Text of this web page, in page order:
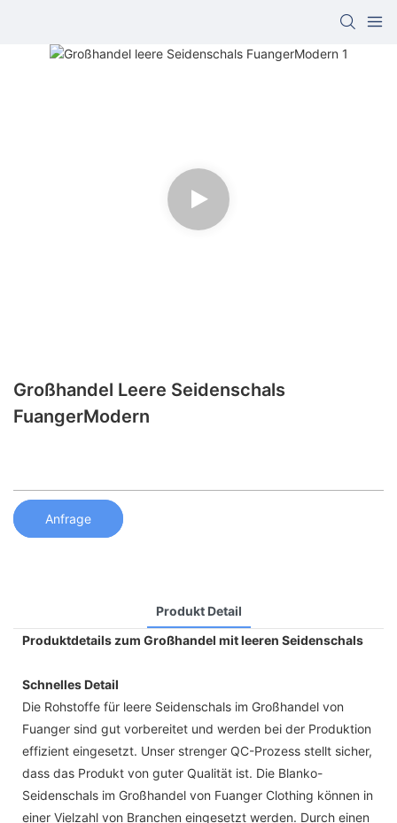
Großhandel Leere Seidenschals
FuangerModern
Anfrage
Produkt Detail
Produktdetails zum Großhandel mit leeren Seidenschals
Schnelles Detail
Die Rohstoffe für leere Seidenschals im Großhandel von
Fuanger sind gut vorbereitet und werden bei der Produktion
effizient eingesetzt. Unser strenger QC-Prozess stellt sicher,
dass das Produkt von guter Qualität ist. Die Blanko-
Seidenschals im Großhandel von Fuanger Clothing können in
einer Vielzahl von Branchen eingesetzt werden. Durch einen